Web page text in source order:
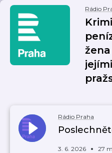
Rádio
Rádio Praha
3. 6. 2026 27